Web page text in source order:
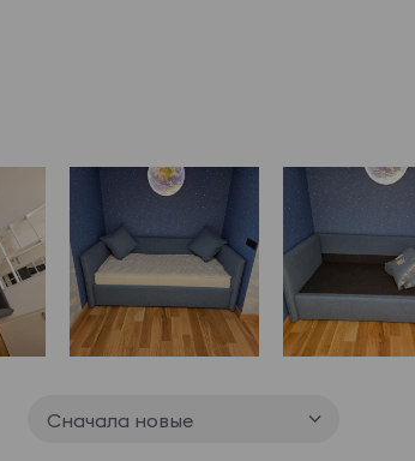
Сначала новые